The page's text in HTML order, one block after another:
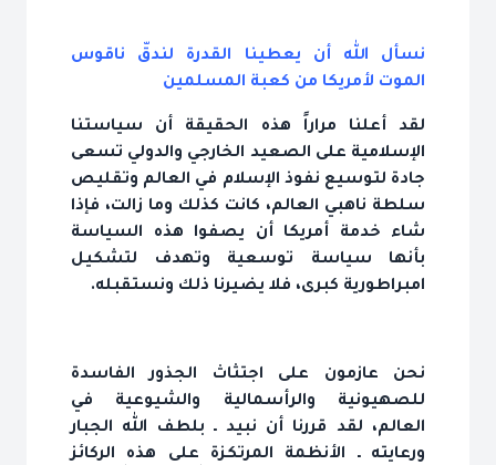
نسأل الله أن يعطينا القدرة لندقّ ناقوس
الموت لأمريكا من كعبة المسلمين
لقد أعلنا مراراً هذه الحقيقة أن سياستنا
الإسلامية على الصعيد الخارجي والدولي تسعى
جادة لتوسيع نفوذ الإسلام في العالم وتقليص
سلطة ناهبي العالم، كانت كذلك وما زالت، فإذا
شاء خدمة أمريكا أن يصفوا هذه السياسة
بأنها سياسة توسعية وتهدف لتشكيل
امبراطورية كبرى، فلا يضيرنا ذلك ونستقبله.
نحن عازمون على اجتثاث الجذور الفاسدة
للصهيونية والرأسمالية والشيوعية في
العالم، لقد قررنا أن نبيد ـ بلطف الله الجبار
ورعايته ـ الأنظمة المرتكزة على هذه الركائز